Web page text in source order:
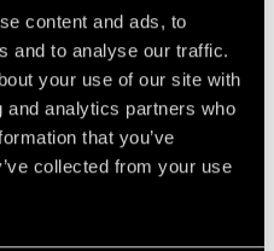
content and ads, to
and to analyse our traffic.
your use of our site with
analytics partners who
that you’ve
collected from your use